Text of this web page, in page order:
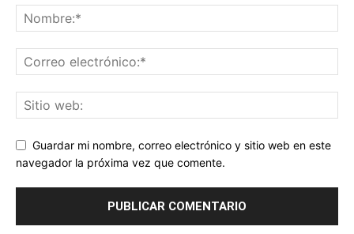
Guardar mi nombre, correo electrónico y sitio web en este
navegador la próxima vez que comente.